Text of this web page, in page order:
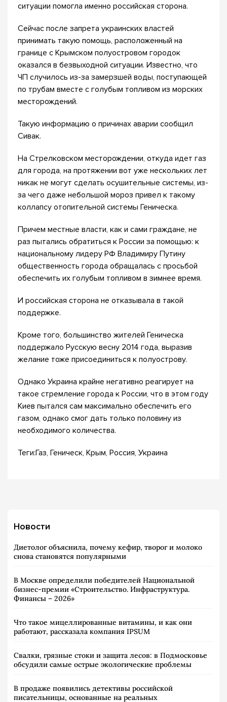
ситуации помогла именно российская сторона.
Сейчас после запрета украинских властей
принимать такую помощь, расположенный на
границе с Крымском полуостровом городок
оказался в безвыходной ситуации. Известно, что
ЧП случилось из-за замерзшей воды, поступающей
по трубам вместе с голубым топливом из морских
месторождений.
Такую информацию о причинах аварии сообщил
Сивак.
На Стрелковском месторождении, откуда идет газ
для города, на протяжении вот уже нескольких лет
никак не могут сделать осушительные системы, из-
за чего даже небольшой мороз привел к такому
коллапсу отопительной системы Геническа.
Причем местные власти, как и сами граждане, не
раз пытались обратиться к России за помощью: к
национальному лидеру РФ Владимиру Путину
общественность города обращалась с просьбой
обеспечить их голубым топливом в зимнее время.
И российская сторона не отказывала в такой
поддержке.
Кроме того, большинство жителей Геническа
поддержало Русскую весну 2014 года, выразив
желание тоже присоединиться к полуострову.
Однако Украина крайне негативно реагирует на
такое стремление города к России, что в этом году
Киев пытался сам максимально обеспечить его
газом, однако смог дать только половину из
необходимого количества.
Теги:Газ, Геническ, Крым, Россия, Украина
Новости
Диетолог объяснила, почему кефир, творог и молоко
снова становятся популярными
В Москве определили победителей Национальной
бизнес-премии «Строительство. Инфраструктура.
Финансы – 2026»
Что такое мицеллированные витамины, и как они
работают, рассказала компания IPSUM
Свалки, грязные стоки и защита лесов: в Подмосковье
обсудили самые острые экологические проблемы
В продаже появились детективы российской
писательницы, основанные на реальных